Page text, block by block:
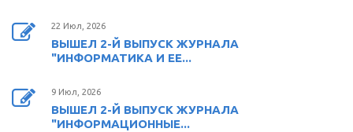
22 Июл, 2026
ВЫШЕЛ 2-Й ВЫПУСК ЖУРНАЛА
"ИНФОРМАТИКА И ЕЕ...
9 Июл, 2026
ВЫШЕЛ 2-Й ВЫПУСК ЖУРНАЛА
"ИНФОРМАЦИОННЫЕ...